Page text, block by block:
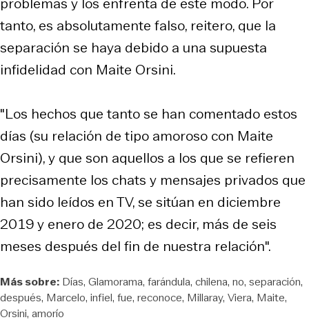
tanto, es absolutamente falso, reitero, que la
separación se haya debido a una supuesta
infidelidad con Maite Orsini.
"Los hechos que tanto se han comentado estos
días (su relación de tipo amoroso con Maite
Orsini), y que son aquellos a los que se refieren
precisamente los chats y mensajes privados que
han sido leídos en TV, se sitúan en diciembre
2019 y enero de 2020; es decir, más de seis
meses después del fin de nuestra relación".
Más sobre: Días Glamorama farándula chilena no separación
después Marcelo infiel fue reconoce Millaray Viera Maite
Orsini amorío